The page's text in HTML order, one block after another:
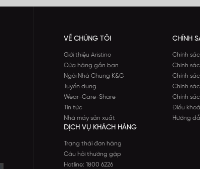
VỀ CHÚNG TÔI
Giới thiệu Aristino
Cửa hàng gần bạn
Ngôi Nhà Chung K&G
Tuyển dụng
Wear-Care-Share
Tin tức
Nhà máy sản xuất
CHÍNH
Chính
Chính
Chính
Chính
Chính
Điều
Hướng
DỊCH VỤ KHÁCH HÀNG
Trạng thái đơn hàng
Câu hỏi thường gặp
Hotline: 1800 6226